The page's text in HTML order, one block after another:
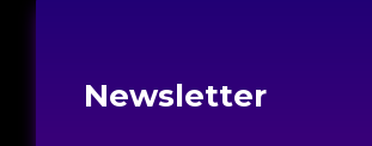
Newsletter